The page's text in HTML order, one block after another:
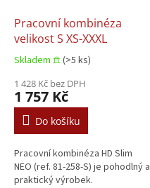
Pracovní kombinéza
velikost S XS-XXXL
Skladem 𖠿 (>5 ks)
1 428 Kč bez DPH
1 757 Kč
Do košíku
Pracovní kombinéza HD Slim
NEO (ref. 81-258-S) je pohodlný a
praktický výrobek.